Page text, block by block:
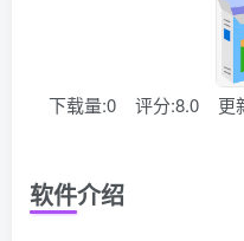
下载量:0 评分:8.0 更
软件介绍